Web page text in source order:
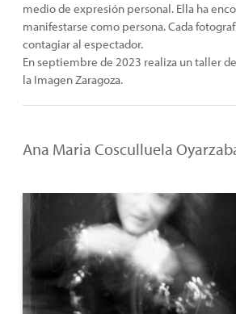
medio de expresión personal. Ella ha
manifestarse como persona. Cada
contagiar al espectador.
En septiembre de 2023 realiza un taller
la Imagen Zaragoza.
Ana Maria Cosculluela